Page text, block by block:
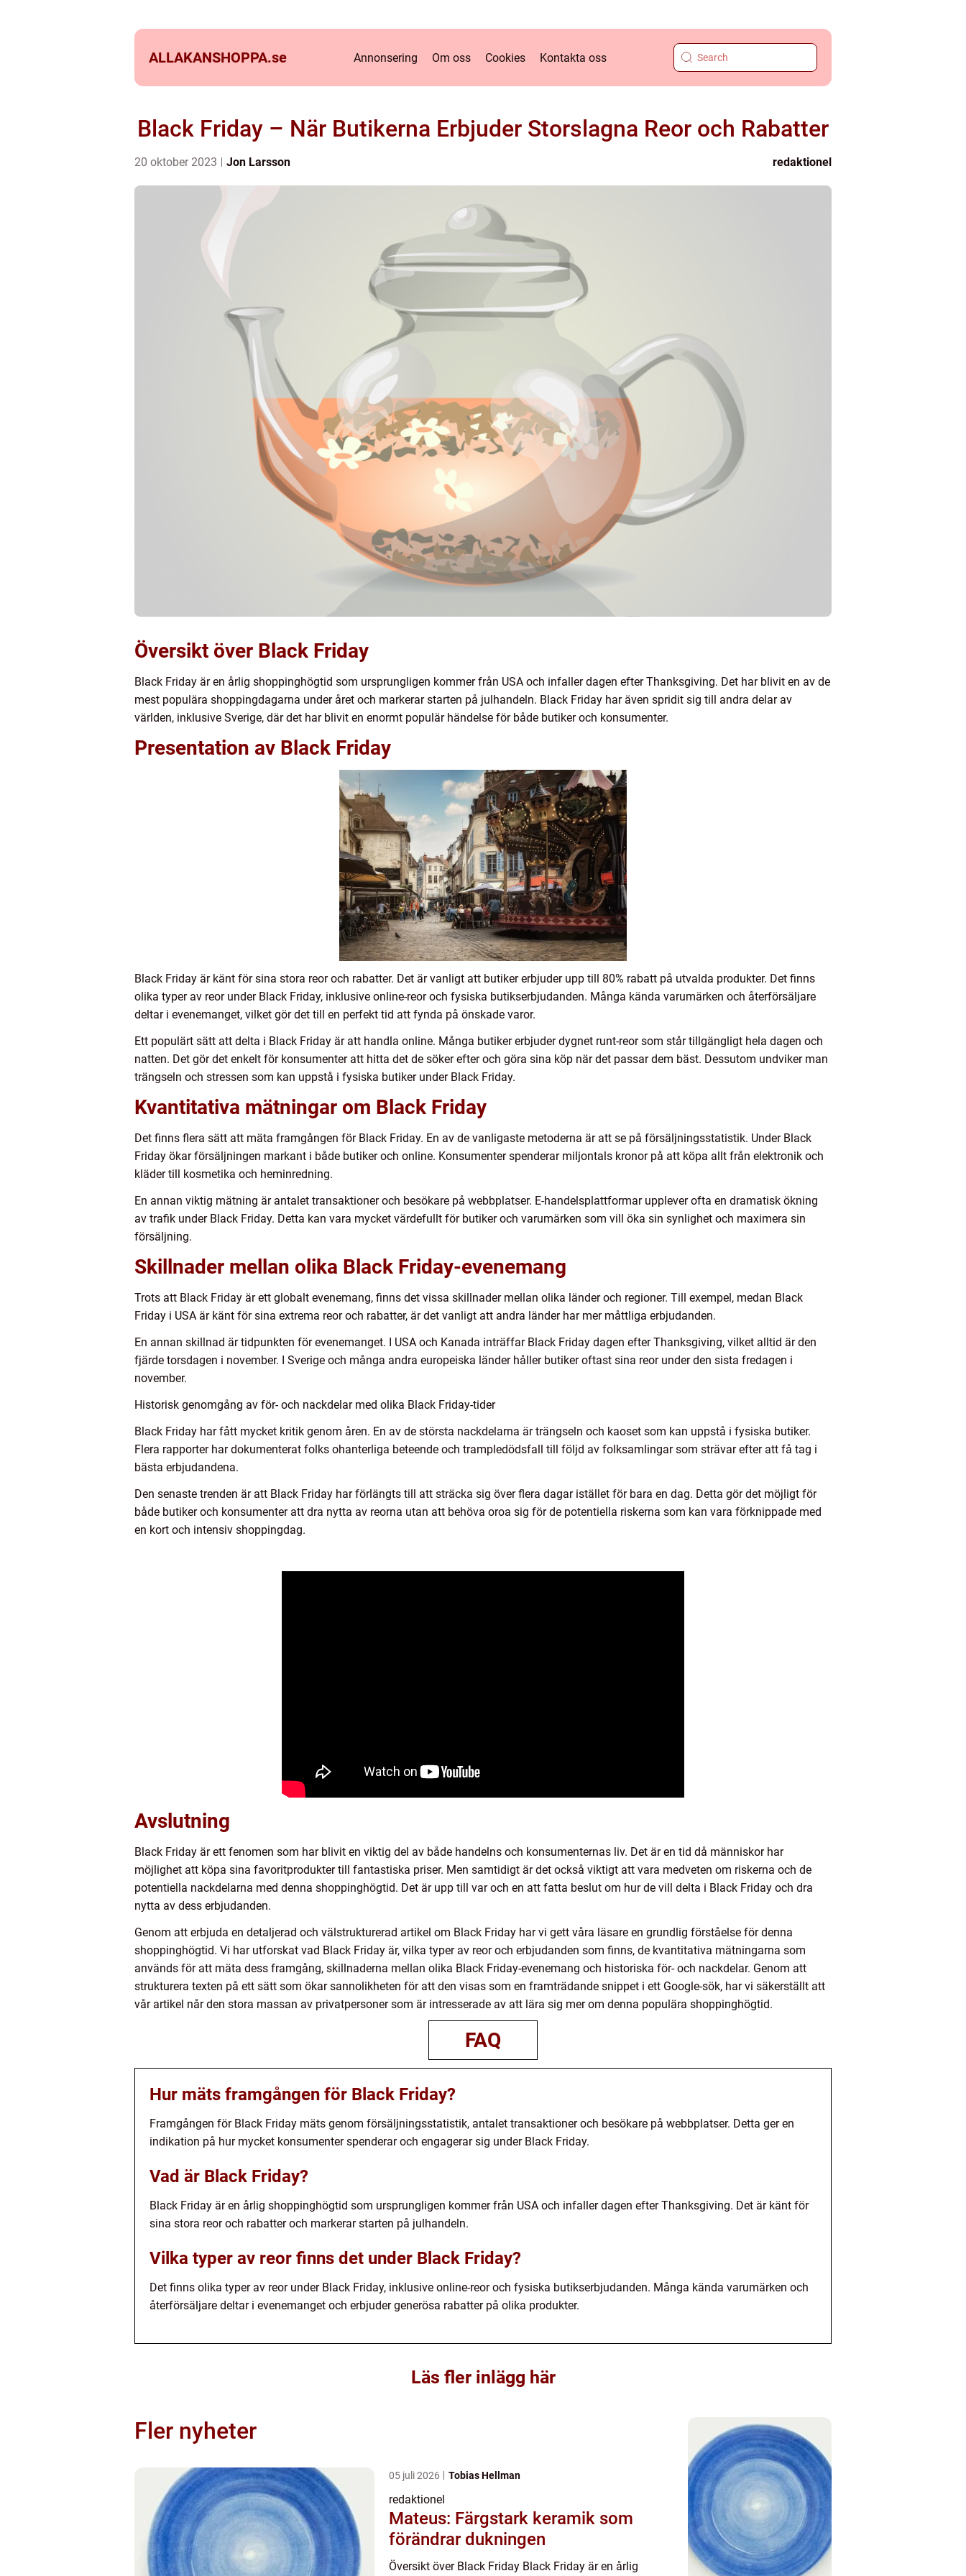
ALLAKANSHOPPA.se Annonsering Om oss Cookies Kontakta oss
Black Friday – När Butikerna Erbjuder Storslagna Reor och Rabatter
20 oktober 2023 Jon Larsson redaktionel
Översikt över Black Friday
Black Friday är en årlig shoppinghögtid som ursprungligen kommer från USA och infaller dagen efter Thanksgiving. Det har blivit en av de
mest populära shoppingdagarna under året och markerar starten på julhandeln. Black Friday har även spridit sig till andra delar av
världen, inklusive Sverige, där det har blivit en enormt populär händelse för både butiker och konsumenter.
Presentation av Black Friday
Black Friday är känt för sina stora reor och rabatter. Det är vanligt att butiker erbjuder upp till 80% rabatt på utvalda produkter. Det finns
olika typer av reor under Black Friday, inklusive online-reor och fysiska butikserbjudanden. Många kända varumärken och återförsäljare
deltar i evenemanget, vilket gör det till en perfekt tid att fynda på önskade varor.
Ett populärt sätt att delta i Black Friday är att handla online. Många butiker erbjuder dygnet runt-reor som står tillgängligt hela dagen och
natten. Det gör det enkelt för konsumenter att hitta det de söker efter och göra sina köp när det passar dem bäst. Dessutom undviker man
trängseln och stressen som kan uppstå i fysiska butiker under Black Friday.
Kvantitativa mätningar om Black Friday
Det finns flera sätt att mäta framgången för Black Friday. En av de vanligaste metoderna är att se på försäljningsstatistik. Under Black
Friday ökar försäljningen markant i både butiker och online. Konsumenter spenderar miljontals kronor på att köpa allt från elektronik och
kläder till kosmetika och heminredning.
En annan viktig mätning är antalet transaktioner och besökare på webbplatser. E-handelsplattformar upplever ofta en dramatisk ökning
av trafik under Black Friday. Detta kan vara mycket värdefullt för butiker och varumärken som vill öka sin synlighet och maximera sin
försäljning.
Skillnader mellan olika Black Friday-evenemang
Trots att Black Friday är ett globalt evenemang, finns det vissa skillnader mellan olika länder och regioner. Till exempel, medan Black
Friday i USA är känt för sina extrema reor och rabatter, är det vanligt att andra länder har mer måttliga erbjudanden.
En annan skillnad är tidpunkten för evenemanget. I USA och Kanada inträffar Black Friday dagen efter Thanksgiving, vilket alltid är den
fjärde torsdagen i november. I Sverige och många andra europeiska länder håller butiker oftast sina reor under den sista fredagen i
november.
Historisk genomgång av för- och nackdelar med olika Black Friday-tider
Black Friday har fått mycket kritik genom åren. En av de största nackdelarna är trängseln och kaoset som kan uppstå i fysiska butiker.
Flera rapporter har dokumenterat folks ohanterliga beteende och trampledödsfall till följd av folksamlingar som strävar efter att få tag i
bästa erbjudandena.
Den senaste trenden är att Black Friday har förlängts till att sträcka sig över flera dagar istället för bara en dag. Detta gör det möjligt för
både butiker och konsumenter att dra nytta av reorna utan att behöva oroa sig för de potentiella riskerna som kan vara förknippade med
en kort och intensiv shoppingdag.
Avslutning
Black Friday är ett fenomen som har blivit en viktig del av både handelns och konsumenternas liv. Det är en tid då människor har
möjlighet att köpa sina favoritprodukter till fantastiska priser. Men samtidigt är det också viktigt att vara medveten om riskerna och de
potentiella nackdelarna med denna shoppinghögtid. Det är upp till var och en att fatta beslut om hur de vill delta i Black Friday och dra
nytta av dess erbjudanden.
Genom att erbjuda en detaljerad och välstrukturerad artikel om Black Friday har vi gett våra läsare en grundlig förståelse för denna
shoppinghögtid. Vi har utforskat vad Black Friday är, vilka typer av reor och erbjudanden som finns, de kvantitativa mätningarna som
används för att mäta dess framgång, skillnaderna mellan olika Black Friday-evenemang och historiska för- och nackdelar. Genom att
strukturera texten på ett sätt som ökar sannolikheten för att den visas som en framträdande snippet i ett Google-sök, har vi säkerställt att
vår artikel når den stora massan av privatpersoner som är intresserade av att lära sig mer om denna populära shoppinghögtid.
FAQ
Hur mäts framgången för Black Friday?
Framgången för Black Friday mäts genom försäljningsstatistik, antalet transaktioner och besökare på webbplatser. Detta ger en
indikation på hur mycket konsumenter spenderar och engagerar sig under Black Friday.
Vad är Black Friday?
Black Friday är en årlig shoppinghögtid som ursprungligen kommer från USA och infaller dagen efter Thanksgiving. Det är känt för
sina stora reor och rabatter och markerar starten på julhandeln.
Vilka typer av reor finns det under Black Friday?
Det finns olika typer av reor under Black Friday, inklusive online-reor och fysiska butikserbjudanden. Många kända varumärken och
återförsäljare deltar i evenemanget och erbjuder generösa rabatter på olika produkter.
Läs fler inlägg här
Fler nyheter
05 juli 2026 Tobias Hellman
redaktionel
Mateus: Färgstark keramik som
förändrar dukningen
Översikt över Black Friday Black Friday är en årlig